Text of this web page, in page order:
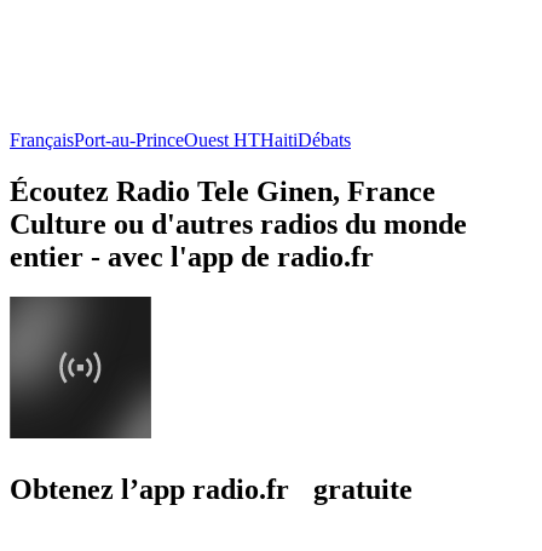
FrançaisPort-au-PrinceOuest HTHaitiDébats
Écoutez Radio Tele Ginen, France
Culture ou d'autres radios du monde
entier - avec l'app de radio.fr
Obtenez l’app radio.fr gratuite